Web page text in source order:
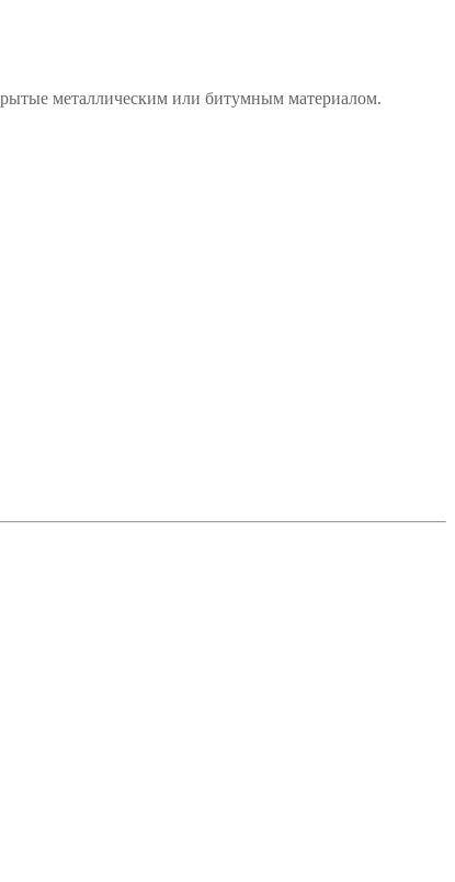
металлическим или битумным материалом.